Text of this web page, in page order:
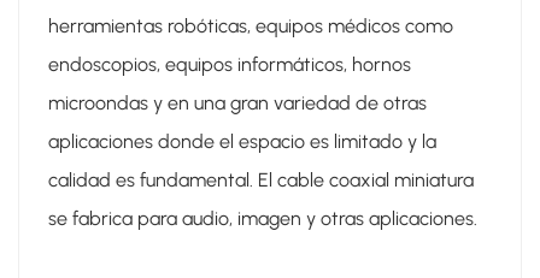
herramientas robóticas, equipos médicos como
endoscopios, equipos informáticos, hornos
microondas y en una gran variedad de otras
aplicaciones donde el espacio es limitado y la
calidad es fundamental. El cable coaxial miniatura
se fabrica para audio, imagen y otras aplicaciones.